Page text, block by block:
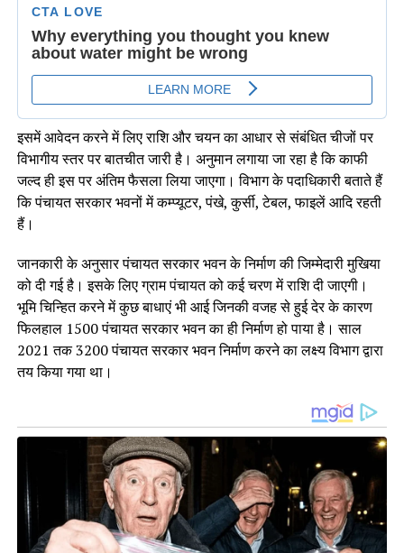
इसमें आवेदन करने में लिए राशि और चयन का आधार से संबंधित चीजों पर
विभागीय स्तर पर बातचीत जारी है। अनुमान लगाया जा रहा है कि काफी
जल्द ही इस पर अंतिम फैसला लिया जाएगा। विभाग के पदाधिकारी बताते हैं
कि पंचायत सरकार भवनों में कम्प्यूटर, पंखे, कुर्सी, टेबल, फाइलें आदि रहती
हैं।
जानकारी के अनुसार पंचायत सरकार भवन के निर्माण की जिम्मेदारी मुखिया
को दी गई है। इसके लिए ग्राम पंचायत को कई चरण में राशि दी जाएगी।
भूमि चिन्हित करने में कुछ बाधाएं भी आई जिनकी वजह से हुई देर के कारण
फिलहाल 1500 पंचायत सरकार भवन का ही निर्माण हो पाया है। साल
2021 तक 3200 पंचायत सरकार भवन निर्माण करने का लक्ष्य विभाग द्वारा
तय किया गया था।